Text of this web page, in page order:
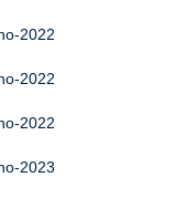
2022
2022
2022
2023